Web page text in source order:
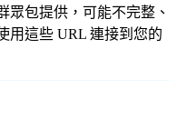
眾包提供，可能不完整、
用這些 URL 連接到您的